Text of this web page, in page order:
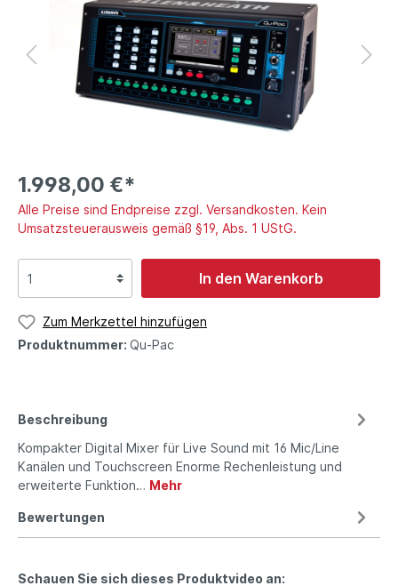
1.998,00 €*
Alle Preise sind Endpreise zzgl. Versandkosten. Kein
Umsatzsteuerausweis gemäß §19, Abs. 1 UStG.
In den Warenkorb
Zum Merkzettel hinzufügen
Produktnummer: Qu-Pac
Beschreibung
Kompakter Digital Mixer für Live Sound mit 16 Mic/Line
Kanälen und Touchscreen Enorme Rechenleistung und
erweiterte Funktion… Mehr
Bewertungen
Schauen Sie sich dieses Produktvideo an: